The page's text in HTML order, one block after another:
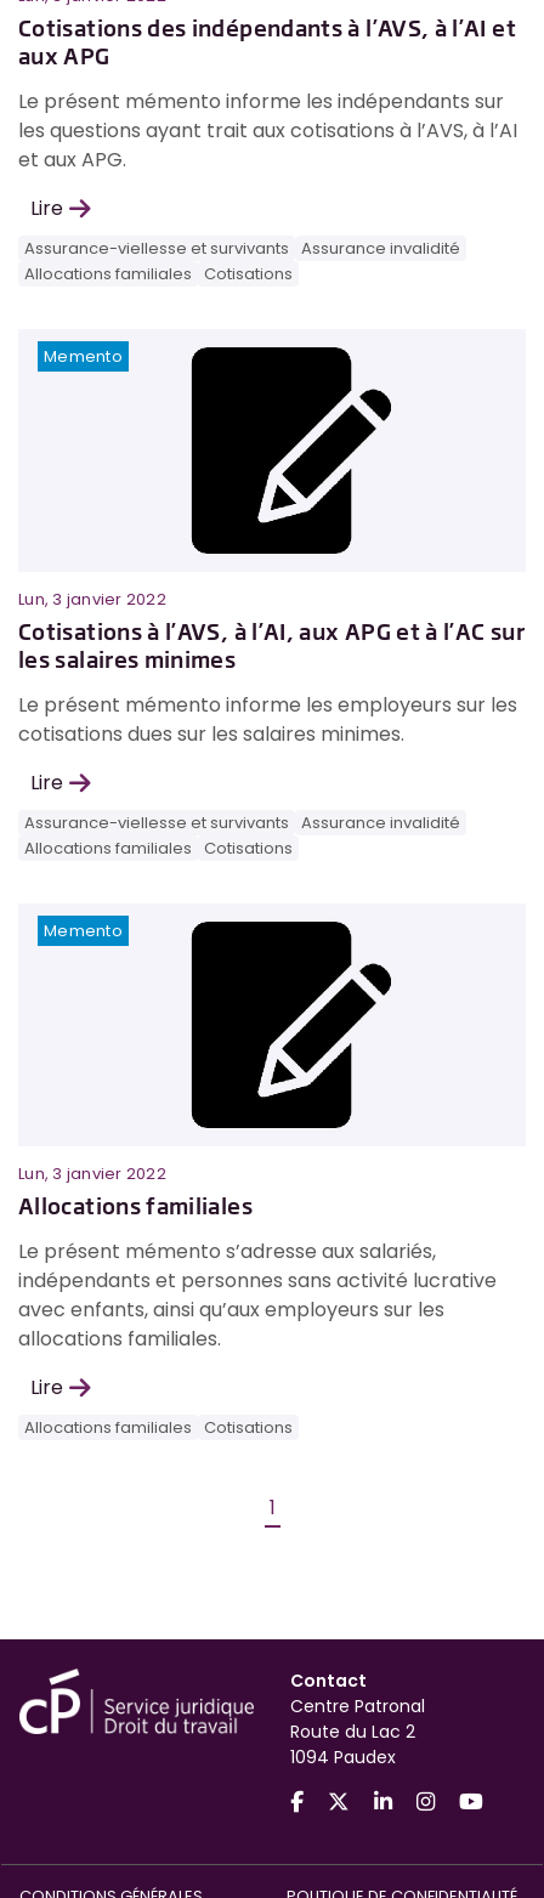
Cotisations des indépendants à l’AVS, à l’AI et
aux APG
Le présent mémento informe les indépendants sur
les questions ayant trait aux cotisations à l’AVS, à l’AI
et aux APG.
Lire
Assurance-viellesse et survivants Assurance invalidité
Allocations familiales Cotisations
Memento
Lun, 3 janvier 2022
Cotisations à l’AVS, à l’AI, aux APG et à l’AC sur
les salaires minimes
Le présent mémento informe les employeurs sur les
cotisations dues sur les salaires minimes.
Lire
Assurance-viellesse et survivants Assurance invalidité
Allocations familiales Cotisations
Memento
Lun, 3 janvier 2022
Allocations familiales
Le présent mémento s’adresse aux salariés,
indépendants et personnes sans activité lucrative
avec enfants, ainsi qu’aux employeurs sur les
allocations familiales.
Lire
Allocations familiales Cotisations
1
Contact
Centre Patronal
Route du Lac 2
1094 Paudex